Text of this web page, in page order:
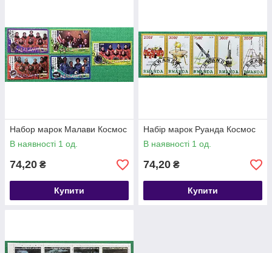
Набор марок Малави Космос
В наявності 1 од.
74,20 ₴
Купити
Набір марок Руанда Космос
В наявності 1 од.
74,20 ₴
Купити